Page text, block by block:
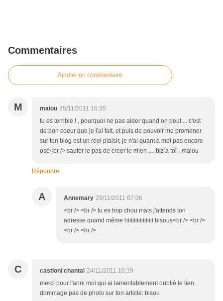
Commentaires
Ajouter un commentaire
M malou 25/11/2011 16:35
tu es terrible ! , pourquoi ne pas aider quand on peut ... c'est
de bon coeur que je l'ai fait, et puis de pouvoir me promener
sur ton blog est un réel plaisir, je n'ai quant à moi pas encore
osé<br /> sauter le pas de créer le mien .... biz à toi - malou
Répondre
A Annemary 29/11/2011 07:06
<br /> <br /> tu es trop chou mais j'attends ton
adresse quand même hiiiiiiiiiiiiiiiii bisous<br /> <br />
<br /> <br />
C castioni chantal 24/11/2011 10:19
merci pour l'anni moi qui ai lamentablement oublié le tien.
dommage pas de photo sur ton article. bisou